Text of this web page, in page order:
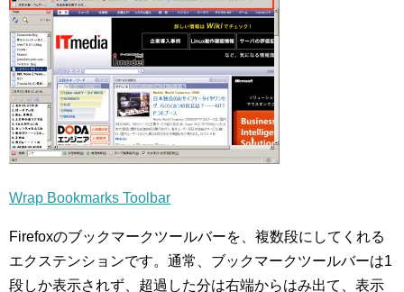
Wrap Bookmarks Toolbar
Firefoxのブックマークツールバーを、複数段にしてくれる
エクステンションです。通常、ブックマークツールバーは1
段しか表示されず、超過した分は右端からはみ出て、表示